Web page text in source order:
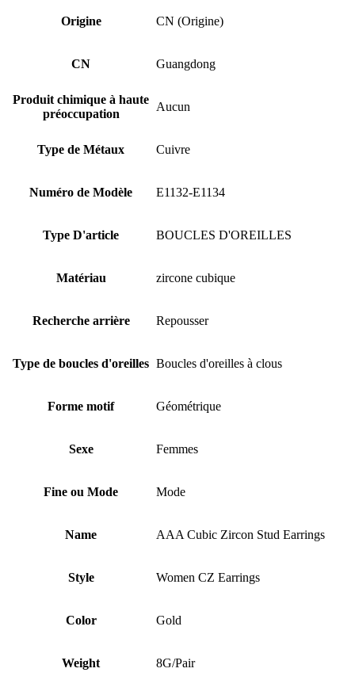
Origine CN (Origine)
CN Guangdong
Produit chimique à haute
préoccupation
Aucun
Type de Métaux Cuivre
Numéro de Modèle E1132-E1134
Type D'article BOUCLES D'OREILLES
Matériau zircone cubique
Recherche arrière Repousser
Type de boucles d'oreilles Boucles d'oreilles à clous
Forme motif Géométrique
Sexe Femmes
Fine ou Mode Mode
Name AAA Cubic Zircon Stud Earrings
Style Women CZ Earrings
Color Gold
Weight 8G/Pair